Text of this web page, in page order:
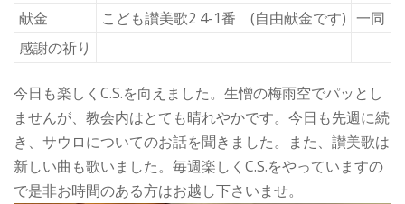
献金
こども讃美歌2 4-1番 (自由献金です) 一同
感謝の祈り
今日も楽しくC.S.を向えました。生憎の梅雨空でパッとし
ませんが、教会内はとても晴れやかです。今日も先週に続
き、サウロについてのお話を聞きました。また、讃美歌は
新しい曲も歌いました。毎週楽しくC.S.をやっていますの
で是非お時間のある方はお越し下さいませ。